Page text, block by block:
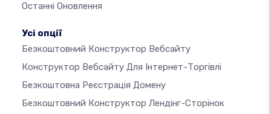
Останні Оновлення
Усі опції
Безкоштовний Конструктор Вебсайту
Конструктор Вебсайту Для Інтернет-Торгівлі
Безкоштовна Реєстрація Домену
Безкоштовний Конструктор Лендінг-Сторінок